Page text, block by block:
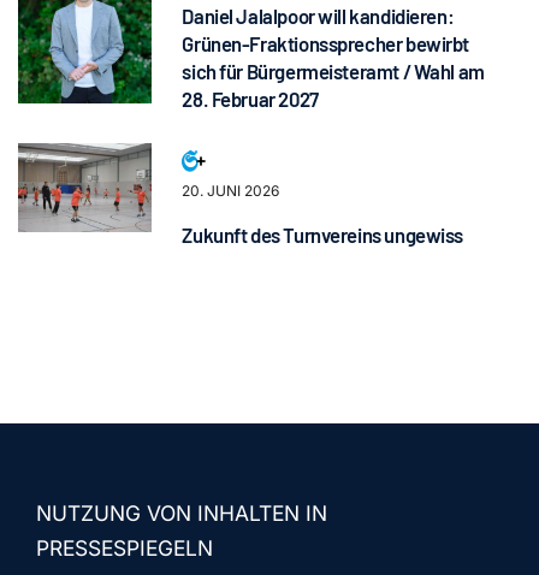
Daniel Jalalpoor will kandidieren:
Grünen-Fraktionssprecher bewirbt
sich für Bürgermeisteramt / Wahl am
28. Februar 2027
20. JUNI 2026
Zukunft des Turnvereins ungewiss
NUTZUNG VON INHALTEN IN
PRESSESPIEGELN